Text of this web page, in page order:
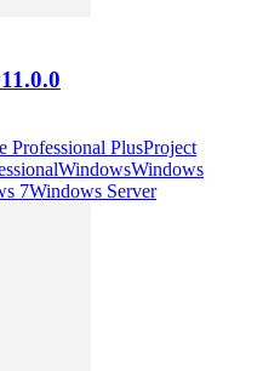
Professional PlusProject
WindowsWindows
7Windows Server